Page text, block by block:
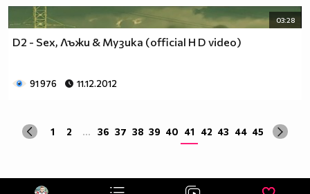
03:28
D2 - Sex, Лъжи & Музика (official H D video)
91 976 11.12.2012
1 2 ... 36 37 38 39 40 41 42 43 44 45